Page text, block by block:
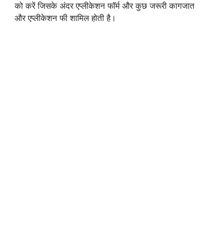
को करें जिसके अंदर एप्लीकेशन फॉर्म और कुछ जरूरी कागजात
और एप्लीकेशन फी शामिल होती है।